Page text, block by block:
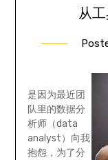
从
是因为最近团
队里的数据分
析师（data
analyst）向我
抱怨，为了分